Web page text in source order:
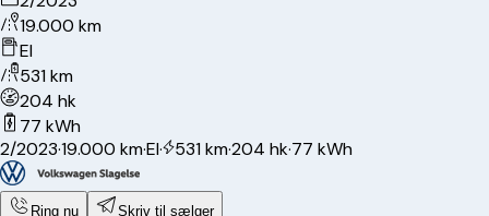
19.000 km
El
531 km
204 hk
77 kWh
2/2023·19.000 km·El· 531 km·204 hk·77 kWh
Ring nu Skriv til sælger